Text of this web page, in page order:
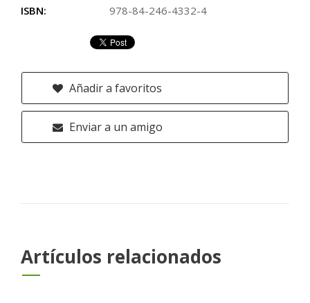
ISBN:
978-84-246-4332-4
Añadir a favoritos
Enviar a un amigo
Artículos relacionados